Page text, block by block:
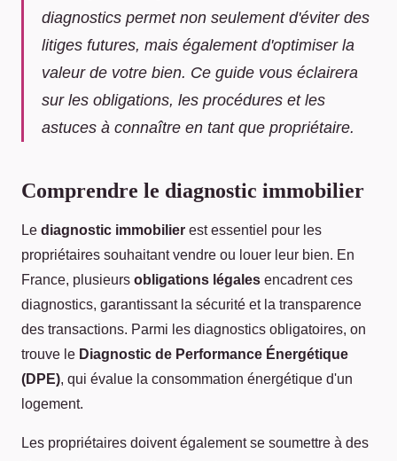
diagnostics permet non seulement d'éviter des
litiges futures, mais également d'optimiser la
valeur de votre bien. Ce guide vous éclairera
sur les obligations, les procédures et les
astuces à connaître en tant que propriétaire.
Comprendre le diagnostic immobilier
Le diagnostic immobilier est essentiel pour les
propriétaires souhaitant vendre ou louer leur bien. En
France, plusieurs obligations légales encadrent ces
diagnostics, garantissant la sécurité et la transparence
des transactions. Parmi les diagnostics obligatoires, on
trouve le Diagnostic de Performance Énergétique
(DPE), qui évalue la consommation énergétique d'un
logement.
Les propriétaires doivent également se soumettre à des